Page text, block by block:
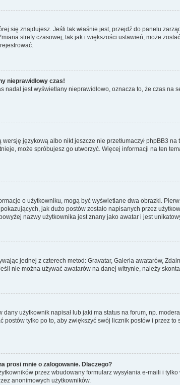
się znajdujesz. Jeśli tak właśnie jest, przejdź do panelu
strefy czasowej, tak jak i większości ustawień, może
nieprawidłowy czas!
nadal jest wyświetlany nieprawidłowo, oznacza to, że czas
językową albo nikt jeszcze nie przetłumaczył phpBB3
może spróbujesz go utworzyć. Więcej informacji na ten
o użytkowniku, mogą być wyświetlane dwa obrazki.
jak dużo postów zostało napisanych przez
nazwy użytkownika jest znany jako awatar i jest
jednej z czterech metod: Gravatar, Galeria awatarów,
nie można używać awatarów na danej witrynie, należy
użytkownik napisał lub jaki ma status na forum, np.
tylko po to, aby zwiększyć swój licznik postów i przez
prosi mnie o zalogowanie. Dlaczego?
przez wbudowany formularz wysyłania e-maili i
anonimowych użytkowników.